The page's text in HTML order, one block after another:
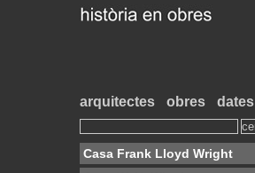
arquitectes obres dates
Casa Frank Lloyd Wright